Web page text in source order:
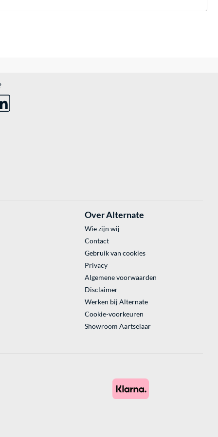
Over Alternate
Wie zijn wij
Contact
Gebruik van cookies
Privacy
Algemene voorwaarden
Disclaimer
Werken bij Alternate
Cookie-voorkeuren
Showroom Aartselaar